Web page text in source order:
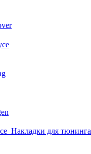
Накладки для тюнинга